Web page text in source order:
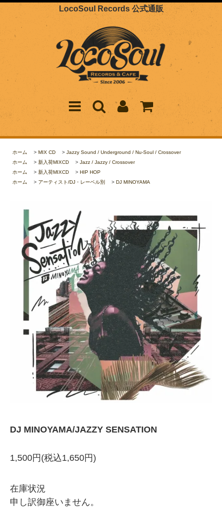
LocoSoul Records 公式通販
ホーム > MIX CD > Jazzy Sound / Underground / Nu-Soul / Crossover
ホーム
> 新入荷MIXCD > Jazz / Jazzy / Crossover
ホーム
> 新入荷MIXCD > HIP HOP
ホーム
> アーティスト/DJ・レーベル別 > DJ MINOYAMA
DJ MINOYAMA/JAZZY SENSATION
1,500円(税込1,650円)
在庫状況
申し訳御座いません。